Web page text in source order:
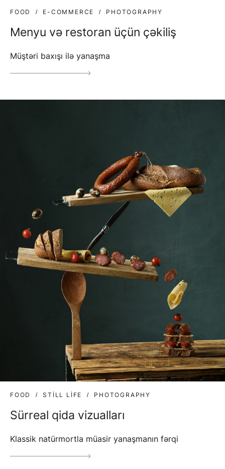
FOOD E-COMMERCE PHOTOGRAPHY
Menyu və restoran üçün çəkiliş
Müştəri baxışı ilə yanaşma
FOOD STILL LIFE PHOTOGRAPHY
Sürreal qida vizualları
Klassik natürmortla müasir yanaşmanın fərqi